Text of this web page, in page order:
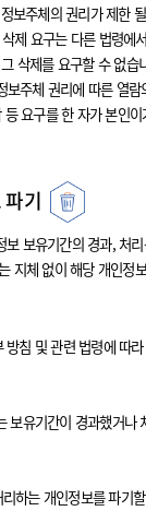
보주체의 권리가 제한
제 요구는 다른 법령에
삭제를 요구할 수 없습
보주체 권리에 따른 열람
등 요구를 한 자가 본인
기
보 보유기간의 경과, 처
지체 없이 해당 개인정
방침 및 관련 법령에 따
보유기간이 경과했거나
하는 개인정보를 파기